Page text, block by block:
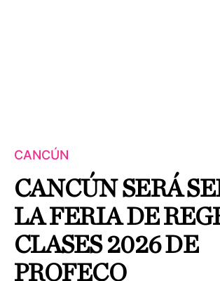
CANCÚN
CANCÚN SERÁ
LA FERIA DE
CLASES 2026 DE
PROFECO